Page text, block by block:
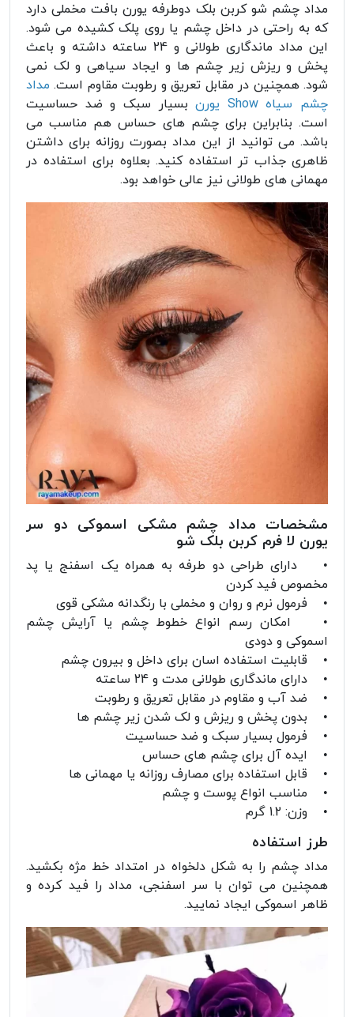
مداد چشم شو کربن بلک دوطرفه یورن بافت مخملی دارد
که به راحتی در داخل چشم یا روی پلک کشیده می شود.
این مداد ماندگاری طولانی و 24 ساعته داشته و باعث
پخش و ریزش زیر چشم ها و ایجاد سیاهی و لک نمی
شود. همچنین در مقابل تعریق و رطوبت مقاوم است.مداد
چشم سیاه Show یورن
بسیار سبک و ضد حساسیت
است. بنابراین برای چشم های حساس هم مناسب می
باشد. می توانید از این مداد بصورت روزانه برای داشتن
ظاهری جذاب تر استفاده کنید. بعلاوه برای استفاده در
مهمانی های طولانی نیز عالی خواهد بود.
مشخصات مداد چشم مشکی اسموکی دو سر
یورن لا فرم کربن بلک شو
• دارای طراحی دو طرفه به همراه یک اسفنج یا پد
مخصوص فید کردن
• فرمول نرم و روان و مخملی با رنگدانه مشکی قوی
• امکان رسم انواع خطوط چشم یا آرایش چشم
اسموکی و دودی
• قابلیت استفاده اسان برای داخل و بیرون چشم
• دارای ماندگاری طولانی مدت و 24 ساعته
• ضد آب و مقاوم در مقابل تعریق و رطوبت
• بدون پخش و ریزش و لک شدن زیر چشم ها
• فرمول بسیار سبک و ضد حساسیت
• ایده آل برای چشم های حساس
• قابل استفاده برای مصارف روزانه یا مهمانی ها
• مناسب انواع پوست و چشم
• وزن: 1.2 گرم
طرز استفاده
مداد چشم را به شکل دلخواه در امتداد خط مژه بکشید.
همچنین می توان با سر اسفنجی، مداد را فید کرده و
ظاهر اسموکی ایجاد نمایید.